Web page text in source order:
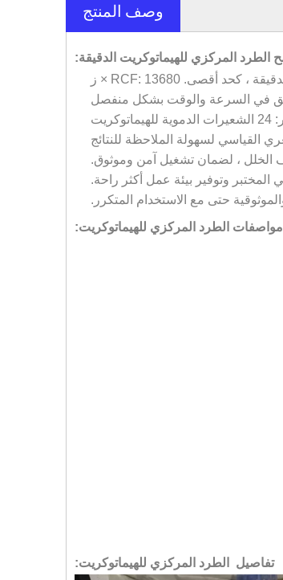
وصف المنتج
الطرد المركزي للهيماتوكريت الدقيقة:
في السرعة والوقت بشكل منفصل
القياسي لسهولة الملاحظة للنتائج
الخلل ، لضمان تشغيل آمن وموثوق.
المختبر وتوفير بيئة عمل أكثر راحة.
حتى مع الاستخدام المتكرر.
مواصفات الطرد المركزي للهيماتوكريت:
تفاصيل الطرد المركزي للهيماتوكريت: